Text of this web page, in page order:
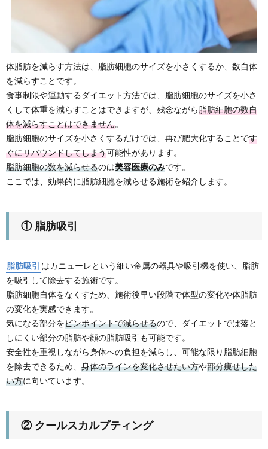
体脂肪を減らす方法は、脂肪細胞のサイズを小さくするか、数自体
を減らすことです。
食事制限や運動するダイエット方法では、脂肪細胞のサイズを小さ
くして体重を減らすことはできますが、残念ながら脂肪細胞の数自
体を減らすことはできません。
脂肪細胞のサイズを小さくするだけでは、再び肥大化することです
ぐにリバウンドしてしまう可能性があります。
脂肪細胞の数を減らせるのは美容医療のみです。
ここでは、効果的に脂肪細胞を減らせる施術を紹介します。
① 脂肪吸引
脂肪吸引 はカニューレという細い金属の器具や吸引機を使い、脂肪
を吸引して除去する施術です。
脂肪細胞自体をなくすため、施術後早い段階で体型の変化や体脂肪
の変化を実感できます。
気になる部分をピンポイントで減らせるので、ダイエットでは落と
しにくい部分の脂肪や顔の脂肪吸引も可能です。
安全性を重視しながら身体への負担を減らし、可能な限り脂肪細胞
を除去できるため、 身体のラインを変化させたい方や部分痩せした
い方に向いています。
② クールスカルプティング